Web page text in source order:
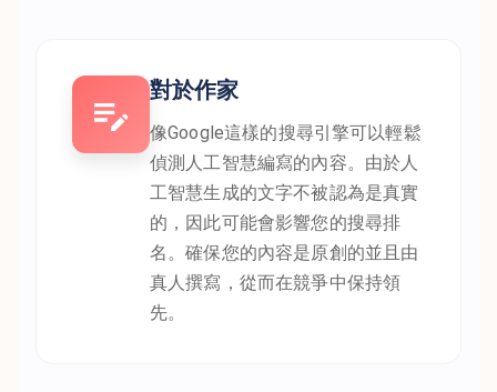
對於作家
像Google這樣的搜尋引擎可以輕鬆
偵測人工智慧編寫的內容。由於人
工智慧生成的文字不被認為是真實
的，因此可能會影響您的搜尋排
名。確保您的內容是原創的並且由
真人撰寫，從而在競爭中保持領
先。